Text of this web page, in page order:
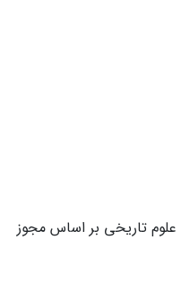
تاریخی بر اساس مجوز